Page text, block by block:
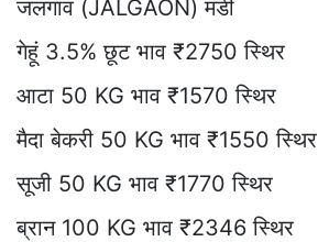
जलगांव (JALGAON) मंडी
गेहूं 3.5% छूट भाव ₹2750 स्थिर
आटा 50 KG भाव ₹1570 स्थिर
मैदा बेकरी 50 KG भाव ₹1550 स्थिर
सूजी 50 KG भाव ₹1770 स्थिर
ब्रान 100 KG भाव ₹2346 स्थिर